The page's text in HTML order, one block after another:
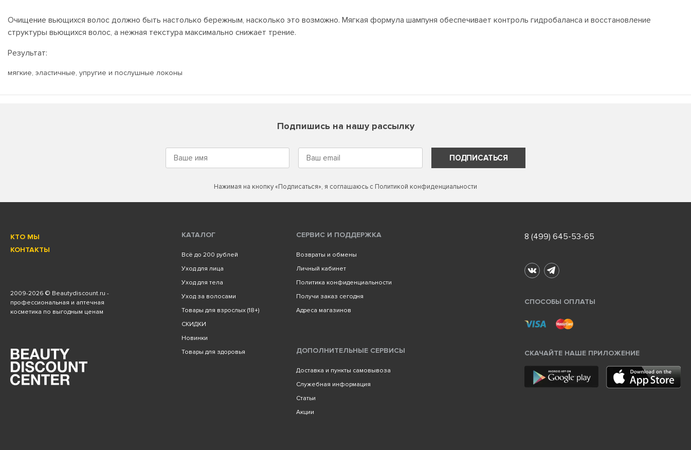
Очищение вьющихся волос должно быть настолько бережным, насколько это возможно. Мягкая формула шампуня обеспечивает контроль гидробаланса и восстановление
структуры вьющихся волос, а нежная текстура максимально снижает трение.
Результат:
мягкие, эластичные, упругие и послушные локоны
Подпишись на нашу рассылку
ПОДПИСАТЬСЯ
Нажимая на кнопку «Подписаться», я соглашаюсь с Политикой конфиденциальности
КТО МЫ
КОНТАКТЫ
2009-2026 © Beautydiscount.ru -
профессиональная и аптечная
косметика по выгодным ценам
КАТАЛОГ
Всё до 200 рублей
Уход для лица
Уход для тела
Уход за волосами
Товары для взрослых (18+)
СКИДКИ
Новинки
Товары для здоровья
СЕРВИС И ПОДДЕРЖКА
Возвраты и обмены
Личный кабинет
Политика конфиденциальности
Получи заказ сегодня
Адреса магазинов
ДОПОЛНИТЕЛЬНЫЕ СЕРВИСЫ
Доставка и пункты самовывоза
Служебная информация
Статьи
Акции
8 (499) 645-53-65
СПОСОБЫ ОПЛАТЫ
СКАЧАЙТЕ НАШЕ ПРИЛОЖЕНИЕ